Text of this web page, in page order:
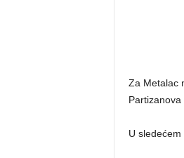
Za Metalac
U